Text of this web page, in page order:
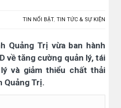
TIN NỔI BẬT, TIN TỨC & SỰ KIỆN
Quảng Trị vừa ban hành
về tăng cường quản lý, tái
và giảm thiểu chất thải
Quảng Trị.